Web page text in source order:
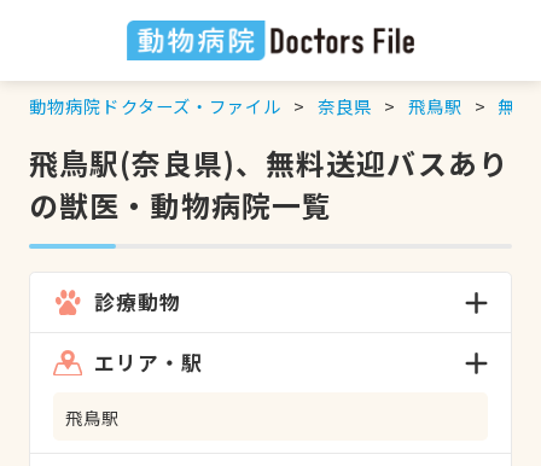
動物病院ドクターズ・ファイル 奈良県 飛鳥駅 無料
飛鳥駅(奈良県)、無料送迎バスあり
の獣医・動物病院一覧
診療動物
エリア・駅
飛鳥駅